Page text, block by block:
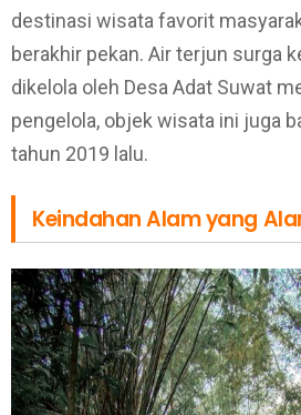
destinasi wisata favorit
berakhir pekan. Air terjun surga
dikelola oleh Desa Adat Suwat
pengelola, objek wisata ini juga
tahun 2019 lalu.
Keindahan Alam yang